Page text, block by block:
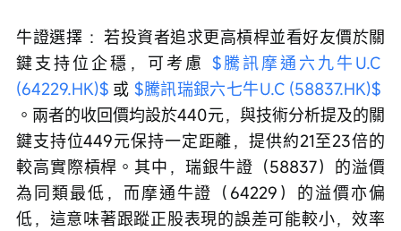
牛證選擇 ：若投資者追求更高槓桿並看好友價於關
鍵支持位企穩，可考慮 $騰訊摩通六九牛U.C
(64229.HK)$ 或 $騰訊瑞銀六七牛U.C (58837.HK)$
。兩者的收回價均設於440元，與技術分析提及的關
鍵支持位449元保持一定距離，提供約21至23倍的
較高實際槓桿。其中，瑞銀牛證（58837）的溢價
為同類最低，而摩通牛證（64229）的溢價亦偏
低，這意味著跟蹤正股表現的誤差可能較小，效率